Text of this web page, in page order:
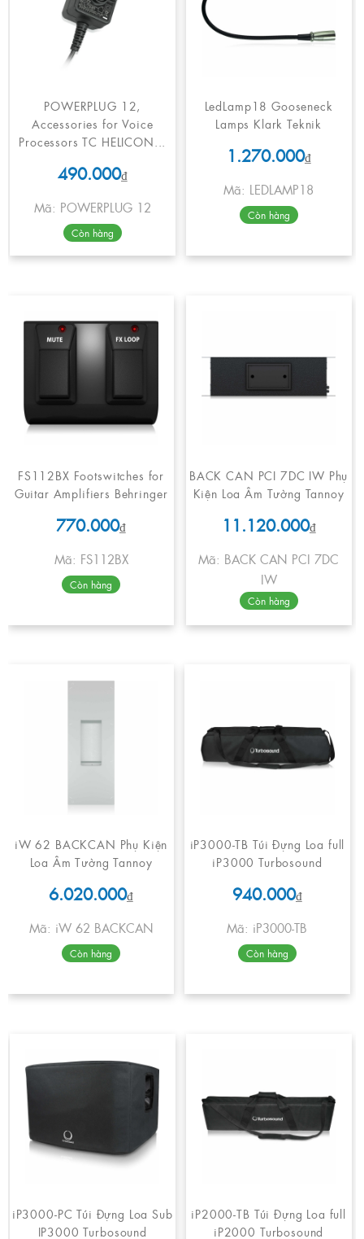
POWERPLUG 12,
Accessories for Voice
Processors TC HELICON...
490.000₫
Mã: POWERPLUG 12
Còn hàng
LedLamp18 Gooseneck
Lamps Klark Teknik
1.270.000₫
Mã: LEDLAMP18
Còn hàng
FS112BX Footswitches for
Guitar Amplifiers Behringer
770.000₫
Mã: FS112BX
Còn hàng
BACK CAN PCI 7DC IW Phụ
Kiện Loa Âm Tường Tannoy
11.120.000₫
Mã: BACK CAN PCI 7DC
IW
Còn hàng
iW 62 BACKCAN Phụ Kiện
Loa Âm Tường Tannoy
6.020.000₫
Mã: iW 62 BACKCAN
Còn hàng
iP3000-TB Túi Đựng Loa full
iP3000 Turbosound
940.000₫
Mã: iP3000-TB
Còn hàng
iP3000-PC Túi Đựng Loa Sub
IP3000 Turbosound
iP2000-TB Túi Đựng Loa full
iP2000 Turbosound